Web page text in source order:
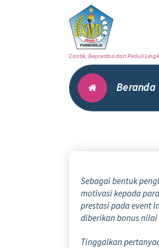
Cantik, Beprestasi dan Peduli
Beranda
Sebagai bentuk
motivasi kepada
prestasi pada event
diberikan bonus
Tinggalkan